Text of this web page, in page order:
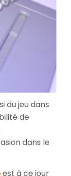
du jeu dans
de
dans le
est à ce jour